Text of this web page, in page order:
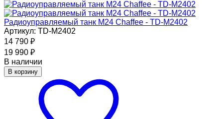
Радиоуправляемый танк M24 Chaffee - TD-M2402
Артикул: TD-M2402
14 790 ₽
19 990 ₽
В наличии
В корзину